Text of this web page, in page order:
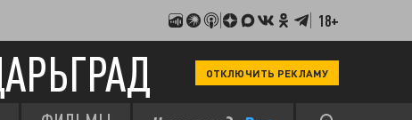
18+
ОТКЛЮЧИТЬ РЕКЛАМУ